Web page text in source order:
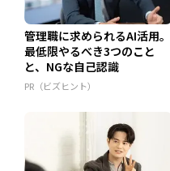
管理職に求められるAI活用。
最低限やるべき3つのこと
と、NGな自己認識
PR（ビズヒント）